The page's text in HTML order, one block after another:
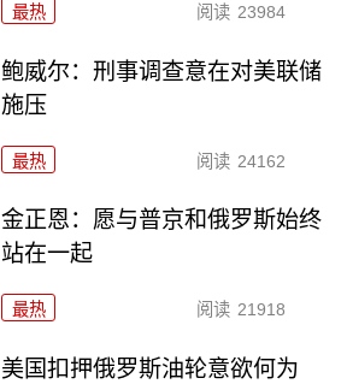
最热 阅读 23984
鲍威尔：刑事调查意在对美联储
施压
最热 阅读 24162
金正恩：愿与普京和俄罗斯始终
站在一起
最热 阅读 21918
美国扣押俄罗斯油轮意欲何为